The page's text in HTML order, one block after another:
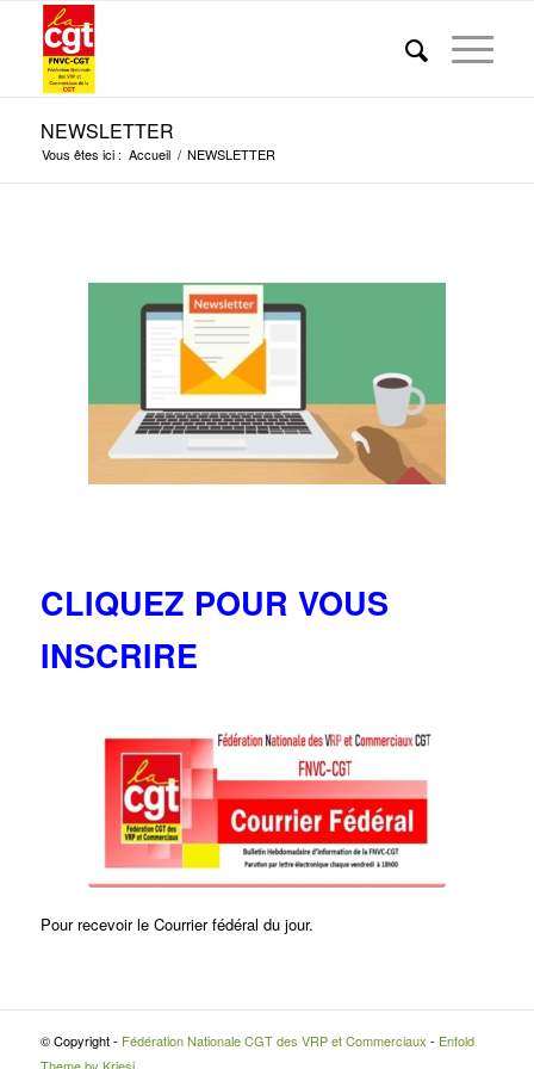
NEWSLETTER
Vous êtes ici : Accueil / NEWSLETTER
CLIQUEZ POUR VOUS
INSCRIRE
Pour recevoir le Courrier fédéral du jour.
© Copyright - Fédération Nationale CGT des VRP et Commerciaux - Enfold